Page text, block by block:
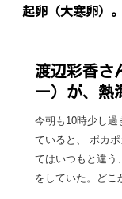
起卵（大寒卵）。
渡辺彩香さ
ー）が、熱
今朝も10時少し過
ていると、 ポカ
てはいつもと違う
をしていた。ど